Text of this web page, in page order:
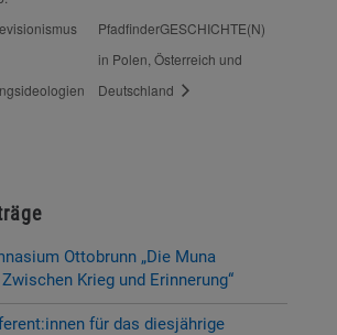
PfadfinderGESCHICHTE(N)
in Polen, Österreich und
Deutschland
Ottobrunn „Die Muna
Krieg und Erinnerung“
für das diesjährige